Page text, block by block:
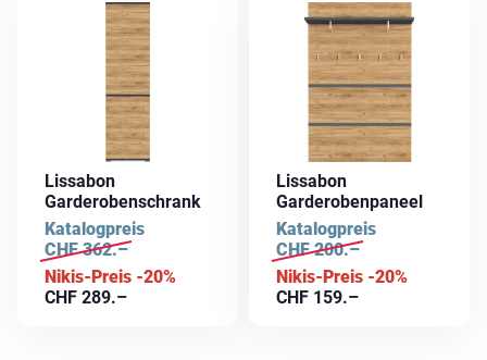
Lissabon
Garderobenschrank
Katalogpreis
CHF362.–
Nikis-Preis -20%
CHF 289.–
Lissabon
Garderobenpaneel
Katalogpreis
CHF200.–
Nikis-Preis -20%
CHF 159.–